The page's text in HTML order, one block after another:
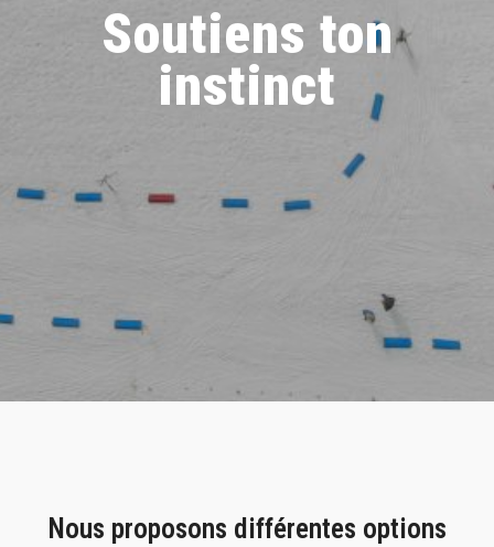
Soutiens ton
instinct
Nous proposons différentes options